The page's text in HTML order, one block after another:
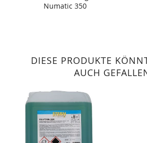
Numatic 350
DIESE PRODUKTE
AUCH